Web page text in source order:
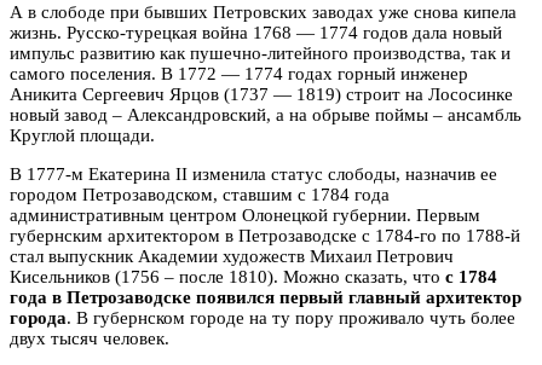
А в слободе при бывших Петровских заводах уже снова кипела
жизнь. Русско-турецкая война 1768 — 1774 годов дала новый
импульс развитию как пушечно-литейного производства, так и
самого поселения. В 1772 — 1774 годах горный инженер
Аникита Сергеевич Ярцов (1737 — 1819) строит на Лососинке
новый завод – Александровский, а на обрыве поймы – ансамбль
Круглой площади.
В 1777-м Екатерина II изменила статус слободы, назначив ее
городом Петрозаводском, ставшим с 1784 года
административным центром Олонецкой губернии. Первым
губернским архитектором в Петрозаводске с 1784-го по 1788-й
стал выпускник Академии художеств Михаил Петрович
Кисельников (1756 – после 1810). Можно сказать, что с 1784
года в Петрозаводске появился первый главный архитектор
города. В губернском городе на ту пору проживало чуть более
двух тысяч человек.